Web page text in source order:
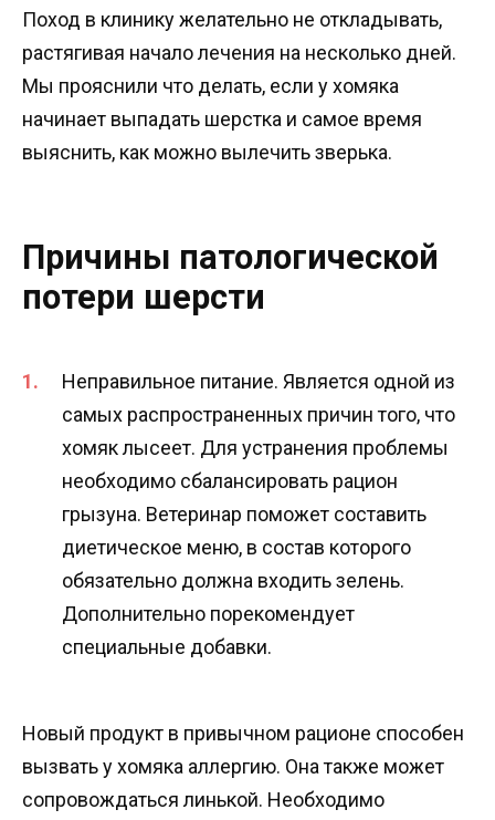
Поход в клинику желательно не откладывать,
растягивая начало лечения на несколько дней.
Мы прояснили что делать, если у хомяка
начинает выпадать шерстка и самое время
выяснить, как можно вылечить зверька.
Причины патологической
потери шерсти
Неправильное питание. Является одной из
самых распространенных причин того, что
хомяк лысеет. Для устранения проблемы
необходимо сбалансировать рацион
грызуна. Ветеринар поможет составить
диетическое меню, в состав которого
обязательно должна входить зелень.
Дополнительно порекомендует
специальные добавки.
Новый продукт в привычном рационе способен
вызвать у хомяка аллергию. Она также может
сопровождаться линькой. Необходимо